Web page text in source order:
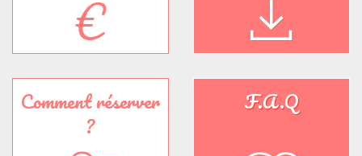
Comment réserver
?
F.A.Q